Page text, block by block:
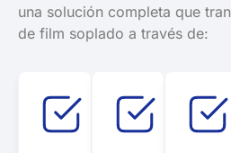
una solución completa que
de film soplado a través de: